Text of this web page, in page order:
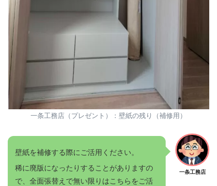
一条工務店（プレゼント）：壁紙の残り（補修用）
一条工務店
壁紙を補修する際にご活用ください。
稀に廃版になったりすることがありますの
で、全面張替えで無い限りはこちらをご活